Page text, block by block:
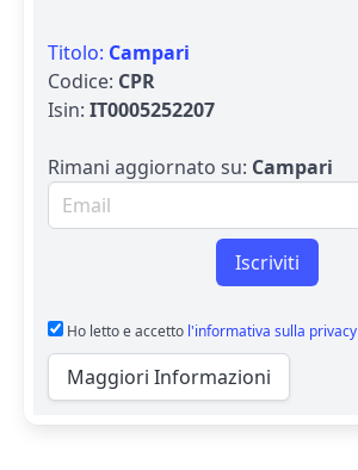
Titolo: Campari
Codice: CPR
Isin: IT0005252207
Rimani aggiornato su: Campari
Email per newsletter
Iscriviti
Ho letto e accetto l'informativa sulla privacy
Maggiori Informazioni